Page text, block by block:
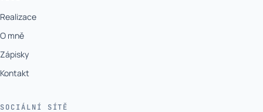
Realizace
O mně
Zápisky
Kontakt
SOCIÁLNÍ SÍTĚ